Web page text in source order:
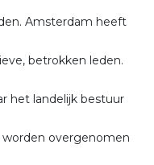
Amsterdam heeft
betrokken leden.
het landelijk bestuur
overgenomen